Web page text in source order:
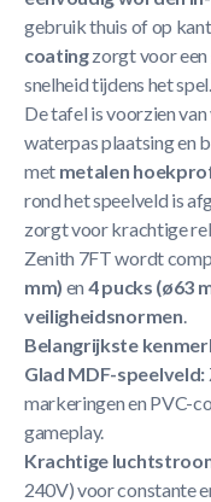
gebruik thuis of op
coatingzorgt voor een
snelheid tijdens het spel.
De tafel is voorzien van
waterpas plaatsing en
met metalen
rond het speelveld is
zorgt voor krachtige
Zenith 7FT wordt
mm) en 4 pucks (ø63
veiligheidsnormen.
Belangrijkste
Glad MDF-speelveld:
markeringen en PVC-
gameplay.
Krachtige
240V) voor constante